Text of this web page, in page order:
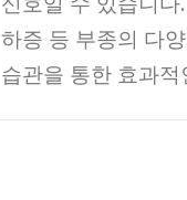
하증 등 부종의 다
습관을 통한 효과